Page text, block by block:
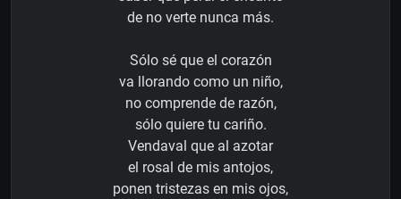
de no verte nunca más.
Sólo sé que el corazón
va llorando como un niño,
no comprende de razón,
sólo quiere tu cariño.
Vendaval que al azotar
el rosal de mis antojos,
ponen tristezas en mis ojos,